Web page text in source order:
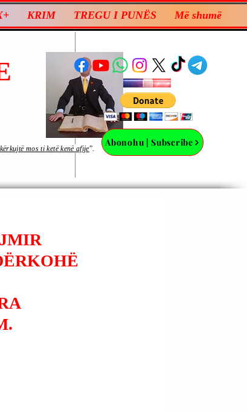
KRIM TREGU I PUNËS Më shumë
Abonohu | Subscribe
mos ti ketë kenë afije”.